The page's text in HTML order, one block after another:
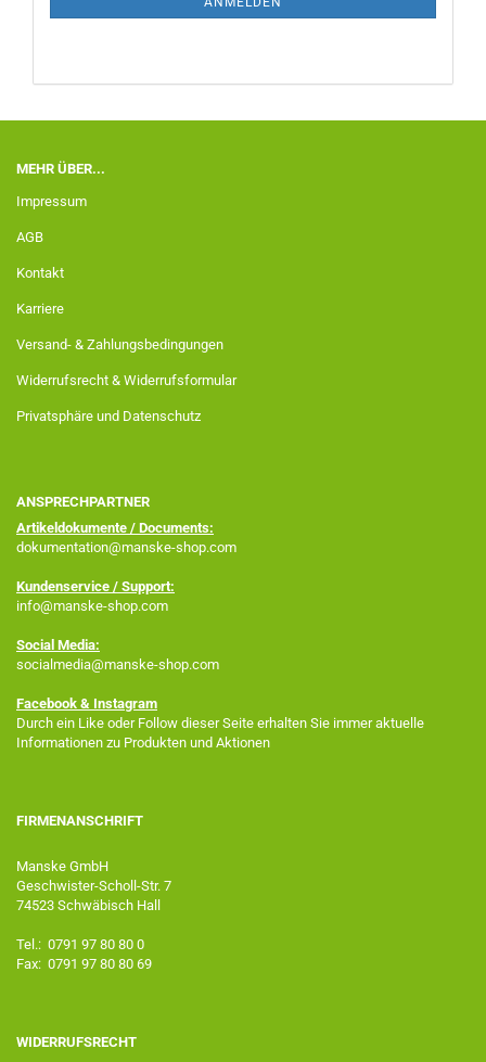
MEHR ÜBER...
Impressum
AGB
Kontakt
Karriere
Versand- & Zahlungsbedingungen
Widerrufsrecht & Widerrufsformular
Privatsphäre und Datenschutz
ANSPRECHPARTNER
Artikeldokumente / Documents:
dokumentation@manske-shop.com
Kundenservice / Support:
info@manske-shop.com
Social Media:
socialmedia@manske-shop.com
Facebook & Instagram
Durch ein Like oder Follow dieser Seite erhalten Sie immer aktuelle
Informationen zu Produkten und Aktionen
FIRMENANSCHRIFT
Manske GmbH
Geschwister-Scholl-Str. 7
74523 Schwäbisch Hall
Tel.: 0791 97 80 80 0
Fax: 0791 97 80 80 69
WIDERRUFSRECHT